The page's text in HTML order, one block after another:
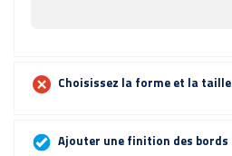
Choisissez la forme et la taille
Ajouter une finition des bords